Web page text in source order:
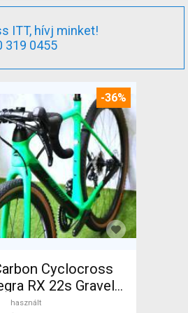
ITT, hívj minket!
319 0455
-36%
Cyclocross
RX 22s Gravel /
használt ELADÓ
használt